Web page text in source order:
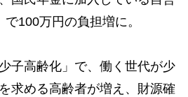
100万円の負担増に。
子高齢化」で、働く世代が少
求める高齢者が増え、財源確